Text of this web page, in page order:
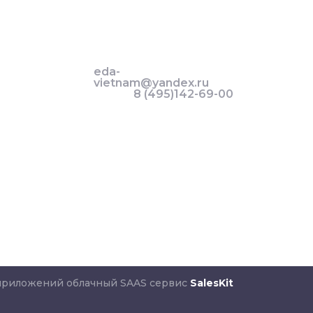
eda-
vietnam@yandex.ru
8 (495)142-69-00
облачный SAAS сервис SalesKit